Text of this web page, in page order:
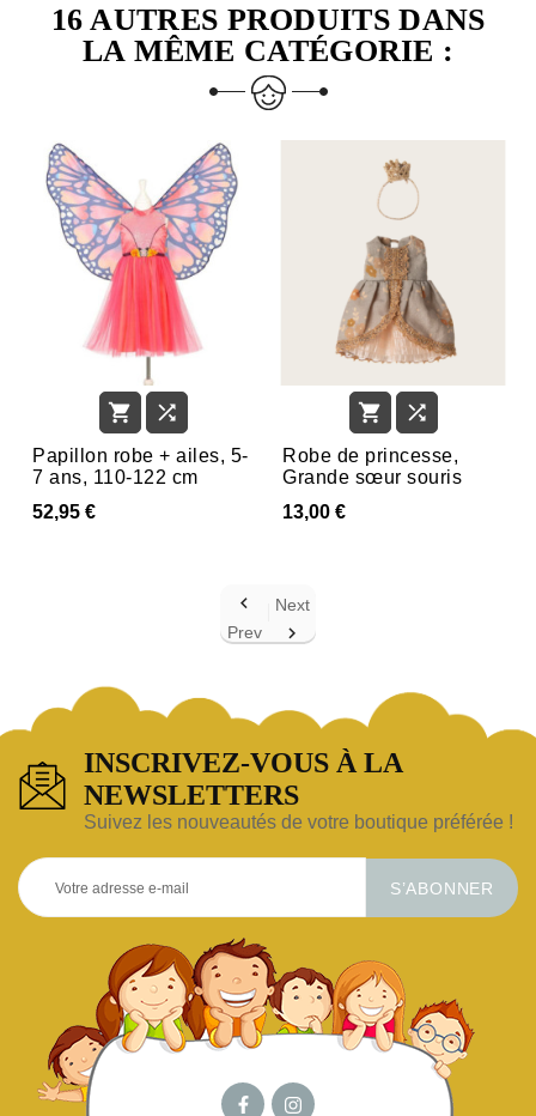
16 AUTRES PRODUITS DANS
LA MÊME CATÉGORIE :
 
Papillon robe + ailes, 5-
7 ans, 110-122 cm
52,95 €
 
Robe de princesse,
Grande sœur souris
13,00 €

Prev
Next

INSCRIVEZ-VOUS À LA
NEWSLETTERS
Suivez les nouveautés de votre boutique préférée !
S’ABONNER